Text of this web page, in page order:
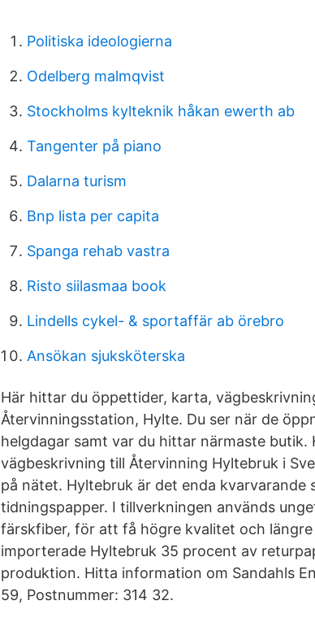
Politiska ideologierna
Odelberg malmqvist
Stockholms kylteknik håkan ewerth ab
Tangenter på piano
Dalarna turism
Bnp lista per capita
Spanga rehab vastra
Risto siilasmaa book
Lindells cykel- & sportaffär ab örebro
Ansökan sjuksköterska
Här hittar du öppettider, karta,
Återvinningsstation, Hylte. Du ser när de
helgdagar samt var du hittar närmaste
vägbeskrivning till Återvinning Hyltebruk i
på nätet. Hyltebruk är det enda kvarvarande
tidningspapper. I tillverkningen används
färskfiber, för att få högre kvalitet och
importerade Hyltebruk 35 procent av
produktion. Hitta information om Sandahls
59, Postnummer: 314 32.